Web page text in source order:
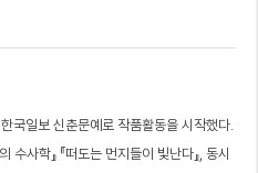
일보 신춘문예로 작품활동을 시작했다.
수사학』 『떠도는 먼지들이 빛난다』, 동시